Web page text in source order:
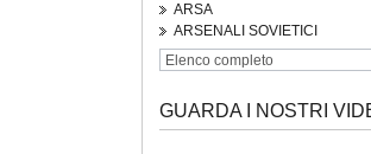
ARSA
ARSENALI SOVIETICI
GUARDA I NOSTRI